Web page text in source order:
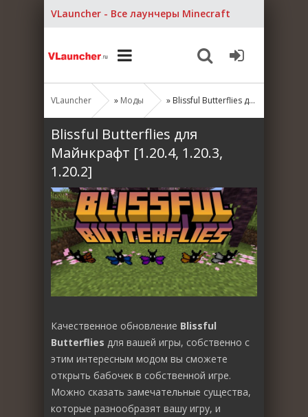
VLauncher - Все лаунчеры Minecraft
VLauncher » Моды » Blissful Butterflies для Майнкрафт [1.20.4, 1.20.3, 1.20.2]
Blissful Butterflies для
Майнкрафт [1.20.4, 1.20.3,
1.20.2]
Качественное обновление Blissful
Butterflies для вашей игры, собственно с
этим интересным модом вы сможете
открыть бабочек в собственной игре.
Можно сказать замечательные существа,
которые разнообразят вашу игру, и